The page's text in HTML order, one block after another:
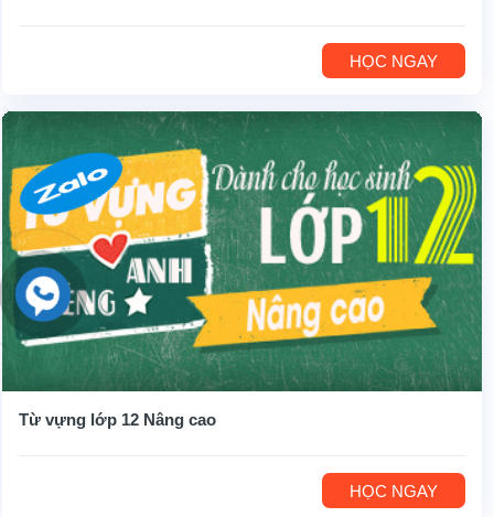
HỌC NGAY
Từ vựng lớp 12 Nâng cao
HỌC NGAY